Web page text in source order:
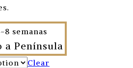
semanas
Península
Clear